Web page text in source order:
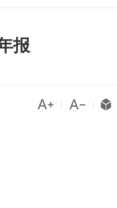
报
  